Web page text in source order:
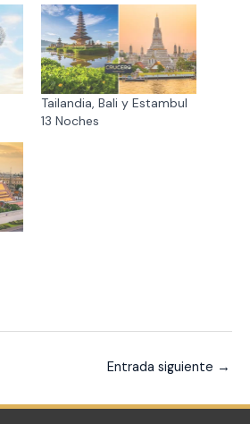
Tailandia, Bali y Estambul
13 Noches
Entrada siguiente →